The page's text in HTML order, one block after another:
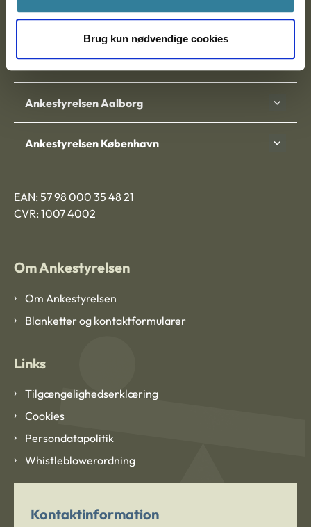
Brug kun nødvendige cookies
Nytorv 7, 2. sal
Ankestyrelsen Aalborg
Ankestyrelsen København
EAN: 57 98 000 35 48 21
CVR: 1007 4002
Om Ankestyrelsen
Om Ankestyrelsen
Blanketter og kontaktformularer
Links
Tilgængelighedserklæring
Cookies
Persondatapolitik
Whistleblowerordning
Kontaktinformation